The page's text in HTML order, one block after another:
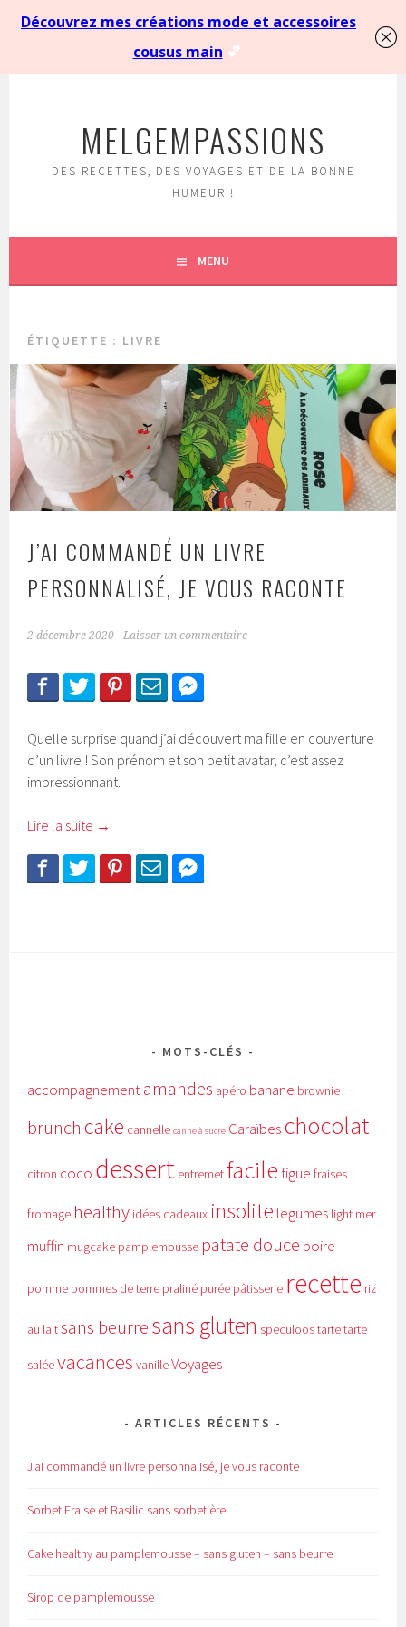
MELGEMPASSIONS
DES RECETTES, DES VOYAGES ET DE LA BONNE
HUMEUR !
MENU
ÉTIQUETTE : LIVRE
J’AI COMMANDÉ UN LIVRE
PERSONNALISÉ, JE VOUS RACONTE
2 décembre 2020 Laisser un commentaire
Quelle surprise quand j’ai découvert ma fille en couverture
d’un livre ! Son prénom et son petit avatar, c’est assez
impressionnant.
Lire la suite →
MOTS-CLÉS
accompagnementamandes apéro banane brownie
brunch cake cannelle canne à sucre Caraïbeschocolat
citron coco dessert entremet facile figue fraises
fromage healthy idées cadeaux insolite legumes light mer
muffin mugcake pamplemousse patate douce poire
pomme pommes de terre praliné purée pâtisserie recette riz
au laitsans beurresans gluten speculoostartetarte
saléevacances vanilleVoyages
ARTICLES RÉCENTS
J’ai commandé un livre personnalisé, je vous raconte
Sorbet Fraise et Basilic sans sorbetière
Cake healthy au pamplemousse – sans gluten – sans beurre
Sirop de pamplemousse